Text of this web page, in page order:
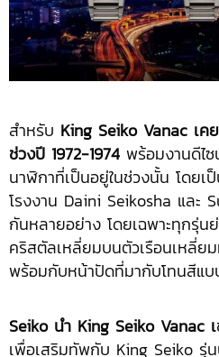
สำหรับ King Seiko Vanac เค
ช่วงปี 1972-1974 พร้อมงานดีไ
นาฬิกาที่เป็นอยู่ในช่วงนั้น โดย
โรงงาน Daini Seikosha และ
กันหลายอย่าง โดยเฉพาะทุกรุ่น
คริสตัลเหลี่ยมบนตัวเรือนเหลี่
พร้อมกับหน้าปัดที่มากับโทนสีแบ
Seiko นำ King Seiko Vanac เ
เพื่อเสริมทัพกับ King Seiko รุ่